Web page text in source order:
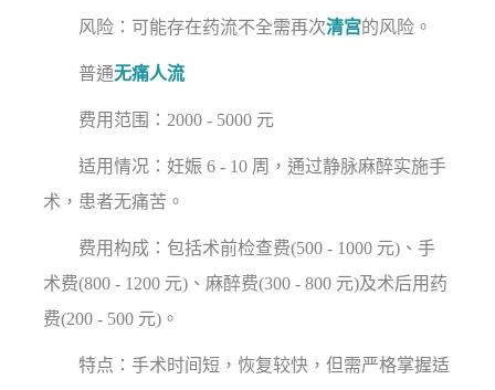
风险：可能存在药流不全需再次清宫的风险。
普通无痛人流
费用范围：2000 - 5000 元
适用情况：妊娠 6 - 10 周，通过静脉麻醉实施手
术，患者无痛苦。
费用构成：包括术前检查费(500 - 1000 元)、手
术费(800 - 1200 元)、麻醉费(300 - 800 元)及术后用药
费(200 - 500 元)。
特点：手术时间短，恢复较快，但需严格掌握适